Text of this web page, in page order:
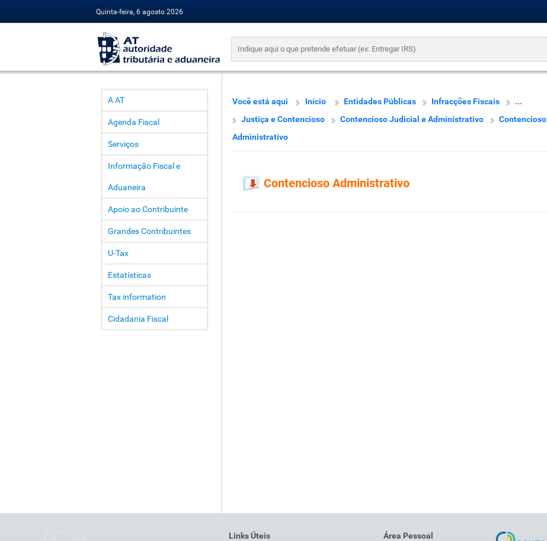
Quinta-feira, 6 agosto 2026
A AT
Agenda Fiscal
Serviços
Informação Fiscal e
Aduaneira
Apoio ao Contribuinte
Grandes Contribuintes
U-Tax
Estatísticas
Tax information
Cidadania Fiscal
Você está aqui Início Entidades Públicas Infracções Fiscais
...
Justiça e Contencioso
Contencioso Judicial e Administrativo
Contencioso
Administrativo
Contencioso Administrativo
Links Úteis
Área Pessoal